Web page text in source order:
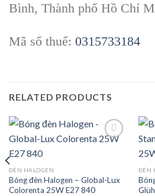
Bình, Thành phố Hồ Chí
Mã số thuế: 0315733184
RELATED PRODUCTS
ĐÈN HALOGEN
Bóng đèn Halogen – Global-Lux
Colorenta 25W E27 840
ĐÈN